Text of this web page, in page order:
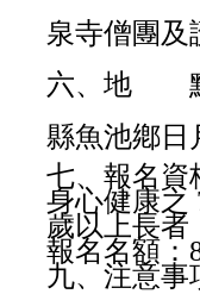
泉寺僧團及
六、地 點
縣魚池鄕日
七、報名資
身心健康之
歲以上長者
報名名額：
九、注意事